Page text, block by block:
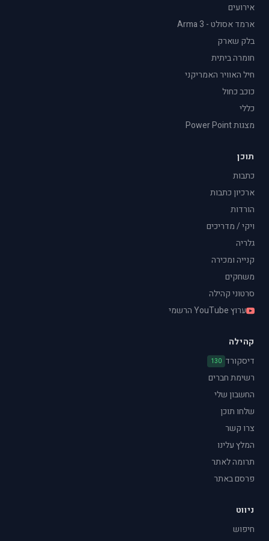
אירועים
ארמד אסולט - Arma 3
בלק שארק
חומרה ביתית
חיל האוויר האמריקני
כוכב כחול
כללי
מצגות Power Point
תוכן
כתבות
ארכיון כתבות
הורדות
ויקי / מדריכים
גלריה
קנייה ומכירה
משחקים
סרטוני קהילה
ערוץ YouTube הרשמי
קהילה
דיסקורד 130
רשימת חברים
החשבון שלי
שלחו תוכן
צרו קשר
המלץ עלינו
תרומה לאתר
פרסם באתר
ניווט
חיפוש